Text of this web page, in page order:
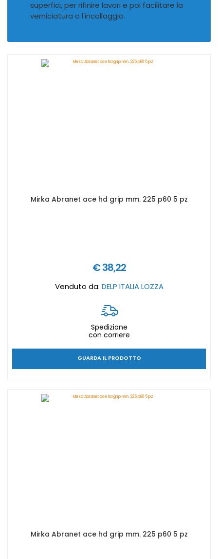
superfici, per rifinire lavori e poi facilitare la
verniciatura o l'incollaggio.
Mirka Abranet ace hd grip mm. 225 p60 5 pz
€ 38,22
Venduto da: DELP ITALIA LOZZA
Spedizione
con corriere
GUARDA IL PRODOTTO
Mirka Abranet ace hd grip mm. 225 p60 5 pz